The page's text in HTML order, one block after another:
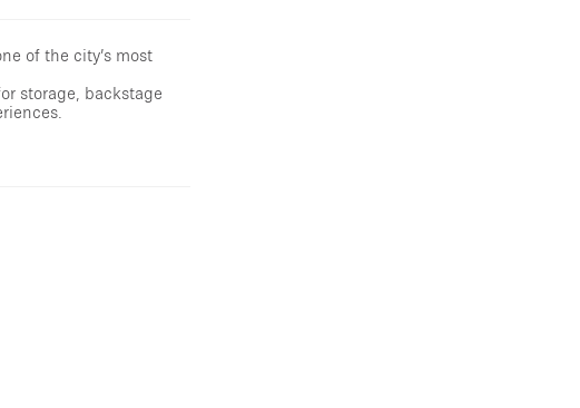
of the city’s most
storage, backstage